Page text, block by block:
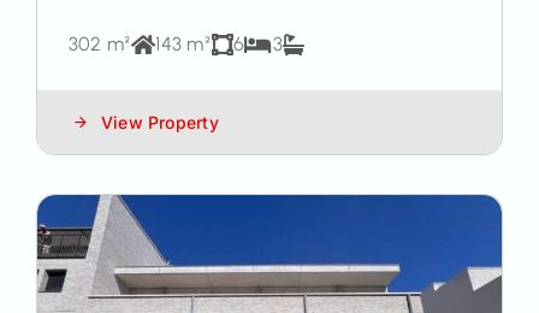
302 m² 143 m² 6 3
View Property